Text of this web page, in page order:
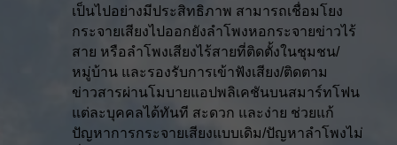
เป็นไปอย่างมีประสิทธิภาพ สามารถเชื่อมโยง
กระจายเสียงไปออกยังลำโพงหอกระจายข่าวไร้
สาย หรือลำโพงเสียงไร้สายที่ติดตั้งในชุมชน/
หมู่บ้าน และรองรับการเข้าฟังเสียง/ติดตาม
ข่าวสารผ่านโมบายแอปพลิเคชันบนสมาร์ทโฟน
แต่ละบุคคลได้ทันที สะดวก และง่าย ช่วยแก้
ปัญหาการกระจายเสียงแบบเดิม/ปัญหาลำโพงไม่